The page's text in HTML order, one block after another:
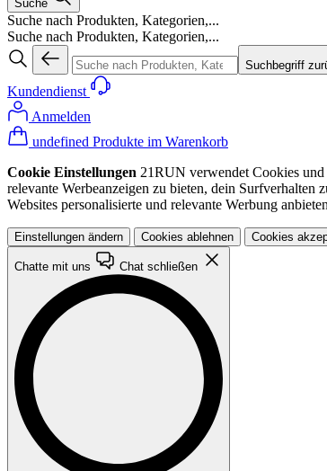
Suche
Suche nach Produkten, Kategorien,...
Suche nach Produkten, Kategorien,...
Suchbegriff
Kundendienst
Anmelden
undefined Produkte im Warenkorb
Cookie Einstellungen 21RUN verwendet Cookies
relevante Werbeanzeigen zu bieten, dein Surfverhalten
Websites personalisierte und relevante Werbung
Einstellungen ändern Cookies ablehnen Cookies
Chatte mit uns Chat schließen